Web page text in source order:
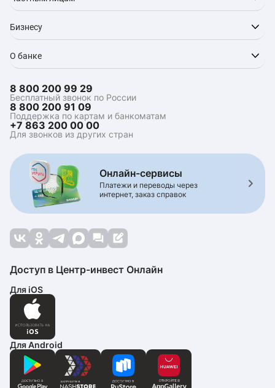
Бизнесу
О банке
8 800 200 99 29
Бесплатный звонок по России
8 800 200 91 09
Поддержка по картам и банкоматам
+7 863 200 00 00
Для звонков из других стран
Онлайн-сервисы
Платежи и переводы через
интернет, заказ справок
Доступ в Центр-инвест Онлайн
Для iOS
Для Android